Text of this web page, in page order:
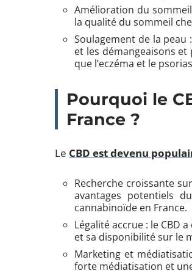
Amélioration du
la qualité du sommeil
Soulagement de la
et les démangeaisons
que l’eczéma et le
Pourquoi le
France ?
Le CBD est devenu
Recherche croissante
avantages potentiels
cannabinoïde en France.
Légalité accrue : le CBD
et sa disponibilité sur le
Marketing et
forte médiatisation et